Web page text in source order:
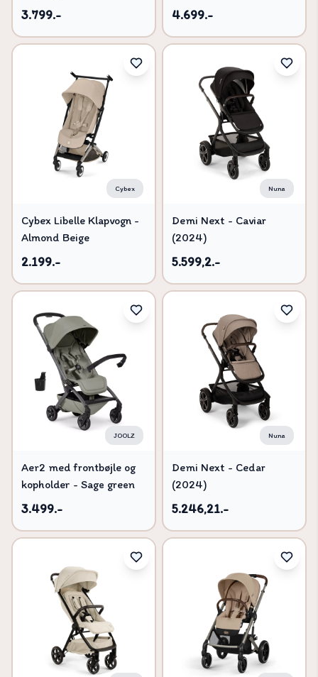
Taupe
3.799.- 4.699.-
Cybex
Cybex Libelle Klapvogn -
Almond Beige
2.199.-
Nuna
Demi Next - Caviar
(2024)
5.599,2.-
JOOLZ
Aer2 med frontbøjle og
kopholder - Sage green
3.499.-
Nuna
Demi Next - Cedar
(2024)
5.246,21.-